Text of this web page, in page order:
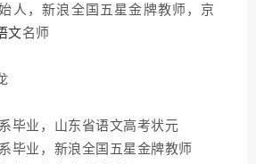
人，新浪全国五星金牌教师，京
文名师
毕业，山东省语文高考状元
毕业，新浪全国五星金牌教师